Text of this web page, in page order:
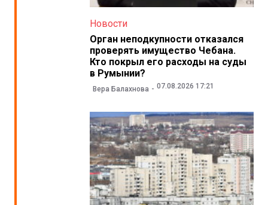
Новости
Орган неподкупности отказался
проверять имущество Чебана.
Кто покрыл его расходы на суды
в Румынии?
Вера Балахнова 07.08.2026 17:21